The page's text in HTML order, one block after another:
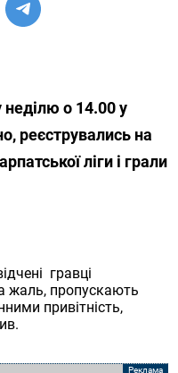
о 14.00 у
реєструвались на
ліги і грали
гравці
жаль, пропускають
привітність,